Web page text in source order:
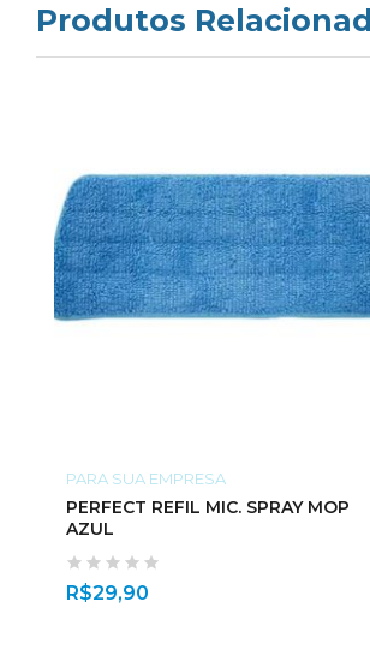
Produtos
PARA SUA EMPRESA
PERFECT REFIL MIC. SPRAY MOP
AZUL
R$29,90